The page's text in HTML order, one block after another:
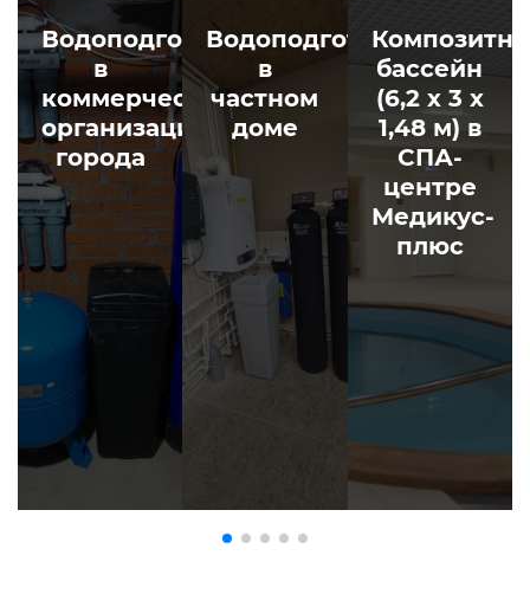
Водоподготовка
в
коммерческой
организации
города
Водоподготовка
в
частном
доме
бассейн
(6,2 х 3 х
1,48 м) в
СПА-
центре
Медикус-
плюс